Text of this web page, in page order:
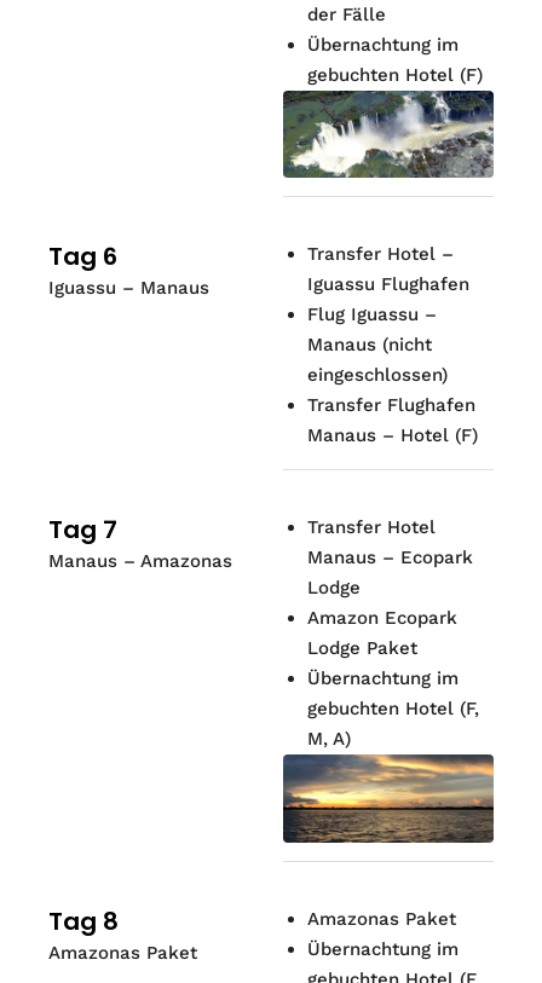
der Fälle
Übernachtung im
gebuchten Hotel (F)
Tag 6
Iguassu – Manaus
Transfer Hotel –
Iguassu Flughafen
Flug Iguassu –
Manaus (nicht
eingeschlossen)
Transfer Flughafen
Manaus – Hotel (F)
Tag 7
Manaus – Amazonas
Transfer Hotel
Manaus – Ecopark
Lodge
Amazon Ecopark
Lodge Paket
Übernachtung im
gebuchten Hotel (F,
M, A)
Tag 8
Amazonas Paket
Amazonas Paket
Übernachtung im